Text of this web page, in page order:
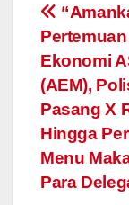
Post
Ekonomi
(AEM),
Pasang X
Hingga
Menu
Para